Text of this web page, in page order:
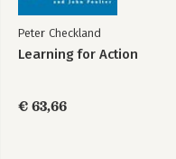
Peter Checkland
Learning for Action
€ 63,66